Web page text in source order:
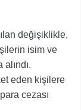
değişiklikle,
isim ve
eden kişilere
cezası